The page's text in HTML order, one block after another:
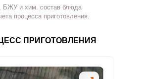
мг 500 мг 0.4 1.8
БЖУ и хим. состав блюда
процесса приготовления.
ПРИГОТОВЛЕНИЯ